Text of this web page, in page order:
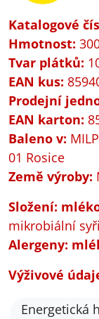
Katalogové
Hmotnost:
Tvar plátků:
EAN kus:
Prodejní
EAN karton:
Baleno v:
01 Rosice
Země výroby:
Složení:
mikrobiální
Alergeny:
Výživové
Energetická